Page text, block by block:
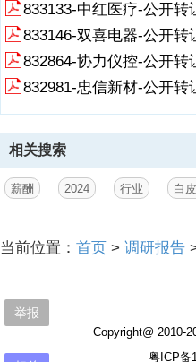
举报
833133-中红医疗-公开转
833146-双喜电器-公开转
832864-协力仪控-公开转
832981-忠信新材-公开转
相关搜索
薪酬 2024 行业 白
当前位置： 首页 > 调研报告
Copyright@ 2010-
粤ICP备